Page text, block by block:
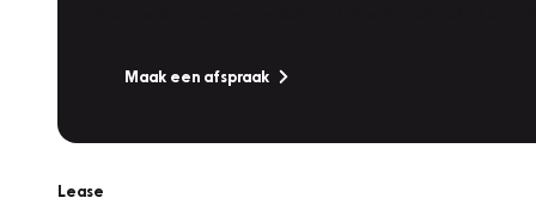
Maak een afspraak
Lease